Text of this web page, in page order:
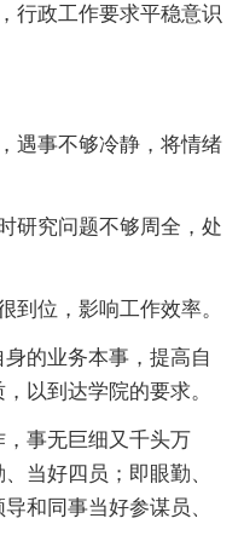
行政工作要求平稳意识
遇事不够冷静，将情绪
研究问题不够周全，处
到位，影响工作效率。
的业务本事，提高自
以到达学院的要求。
事无巨细又千头万
当好四员；即眼勤、
和同事当好参谋员、